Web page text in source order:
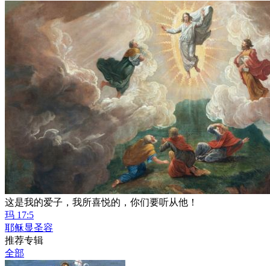
这是我的爱子，我所喜悦的，你们要听从他！
玛 17:5
耶稣显圣容
推荐专辑
全部